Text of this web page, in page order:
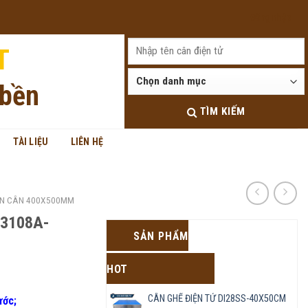
TÌM KIẾM
TÀI LIỆU LIÊN HỆ
CÂN 400X500MM
SẢN PHẨM
HOT
CÂN GHẾ ĐIỆN TỬ DI28SS-40X50CM